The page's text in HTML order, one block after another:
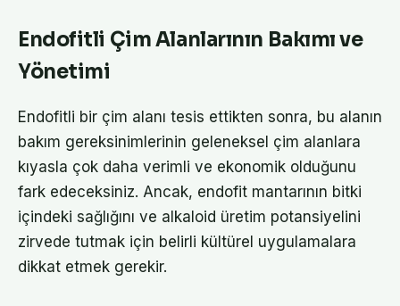
Endofitli Çim Alanlarının Bakımı ve
Yönetimi
Endofitli bir çim alanı tesis ettikten sonra, bu alanın
bakım gereksinimlerinin geleneksel çim alanlara
kıyasla çok daha verimli ve ekonomik olduğunu
fark edeceksiniz. Ancak, endofit mantarının bitki
içindeki sağlığını ve alkaloid üretim potansiyelini
zirvede tutmak için belirli kültürel uygulamalara
dikkat etmek gerekir.